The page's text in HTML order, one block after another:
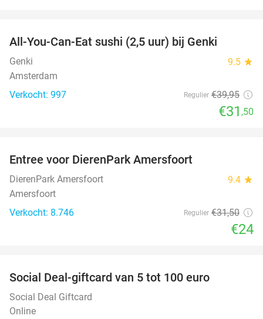
All-You-Can-Eat sushi (2,5 uur) bij Genki
Genki 9.5 star
Amsterdam
Verkocht: 997
Regulier €39,95
€31 ,50
Entree voor DierenPark Amersfoort
DierenPark Amersfoort 9.4 star
Amersfoort
Verkocht: 8.746
Regulier €31,50
€24
Social Deal-giftcard van 5 tot 100 euro
Social Deal Giftcard
Online